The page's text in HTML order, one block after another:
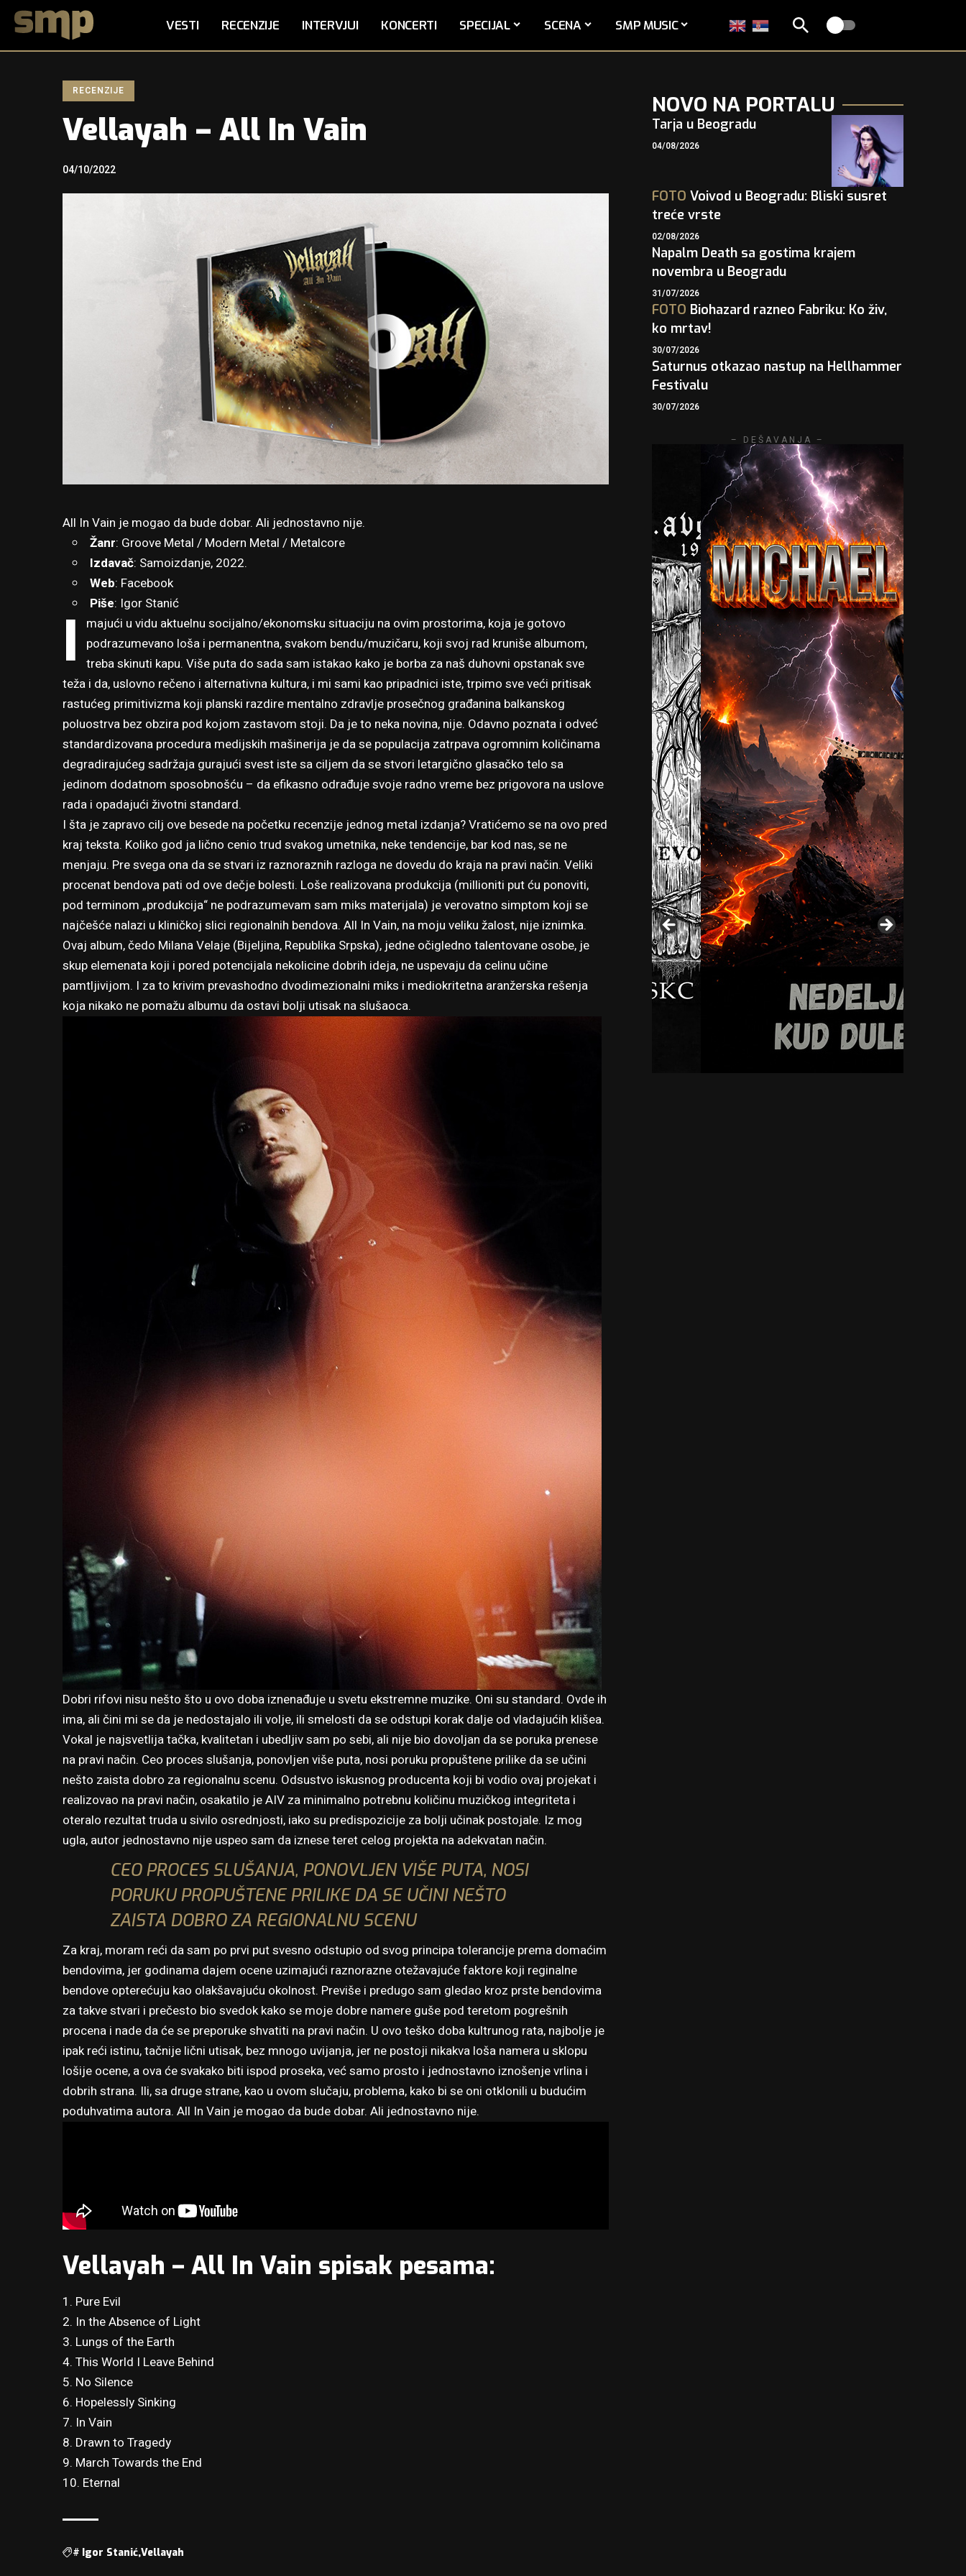
VESTI RECENZIJE INTERVJUI KONCERTI SPECIJAL SCENA SMP MUSIC
RECENZIJE
Vellayah – All In Vain
04/10/2022
All In Vain je mogao da bude dobar. Ali jednostavno nije.
Žanr: Groove Metal / Modern Metal / Metalcore
Izdavač: Samoizdanje, 2022.
Web: Facebook
Piše: Igor Stanić
I
majući u vidu aktuelnu socijalno/ekonomsku situaciju na ovim prostorima, koja je gotovo
podrazumevano loša i permanentna, svakom bendu/muzičaru, koji svoj rad kruniše albumom,
treba skinuti kapu. Više puta do sada sam istakao kako je borba za naš duhovni opstanak sve
teža i da, uslovno rečeno i alternativna kultura, i mi sami kao pripadnici iste, trpimo sve veći pritisak
rastućeg primitivizma koji planski razdire mentalno zdravlje prosečnog građanina balkanskog
poluostrva bez obzira pod kojom zastavom stoji. Da je to neka novina, nije. Odavno poznata i odveć
standardizovana procedura medijskih mašinerija je da se populacija zatrpava ogromnim količinama
degradirajućeg sadržaja gurajući svest iste sa ciljem da se stvori letargično glasačko telo sa
jedinom dodatnom sposobnošću – da efikasno odrađuje svoje radno vreme bez prigovora na uslove
rada i opadajući životni standard.
I šta je zapravo cilj ove besede na početku recenzije jednog metal izdanja? Vratićemo se na ovo pred
kraj teksta. Koliko god ja lično cenio trud svakog umetnika, neke tendencije, bar kod nas, se ne
menjaju. Pre svega ona da se stvari iz raznoraznih razloga ne dovedu do kraja na pravi način. Veliki
procenat bendova pati od ove dečje bolesti. Loše realizovana produkcija (millioniti put ću ponoviti,
pod terminom „produkcija“ ne podrazumevam sam miks materijala) je verovatno simptom koji se
najčešće nalazi u kliničkoj slici regionalnih bendova. All In Vain, na moju veliku žalost, nije iznimka.
Ovaj album, čedo Milana Velaje (Bijeljina, Republika Srpska), jedne očigledno talentovane osobe, je
skup elemenata koji i pored potencijala nekolicine dobrih ideja, ne uspevaju da celinu učine
pamtljivijom. I za to krivim prevashodno dvodimezionalni miks i mediokritetna aranžerska rešenja
koja nikako ne pomažu albumu da ostavi bolji utisak na slušaoca.
Dobri rifovi nisu nešto što u ovo doba iznenađuje u svetu ekstremne muzike. Oni su standard. Ovde ih
ima, ali čini mi se da je nedostajalo ili volje, ili smelosti da se odstupi korak dalje od vladajućih klišea.
Vokal je najsvetlija tačka, kvalitetan i ubedljiv sam po sebi, ali nije bio dovoljan da se poruka prenese
na pravi način. Ceo proces slušanja, ponovljen više puta, nosi poruku propuštene prilike da se učini
nešto zaista dobro za regionalnu scenu. Odsustvo iskusnog producenta koji bi vodio ovaj projekat i
realizovao na pravi način, osakatilo je AIV za minimalno potrebnu količinu muzičkog integriteta i
oteralo rezultat truda u sivilo osrednjosti, iako su predispozicije za bolji učinak postojale. Iz mog
ugla, autor jednostavno nije uspeo sam da iznese teret celog projekta na adekvatan način.
CEO PROCES SLUŠANJA, PONOVLJEN VIŠE PUTA, NOSI
PORUKU PROPUŠTENE PRILIKE DA SE UČINI NEŠTO
ZAISTA DOBRO ZA REGIONALNU SCENU
Za kraj, moram reći da sam po prvi put svesno odstupio od svog principa tolerancije prema domaćim
bendovima, jer godinama dajem ocene uzimajući raznorazne otežavajuće faktore koji reginalne
bendove opterećuju kao olakšavajuću okolnost. Previše i predugo sam gledao kroz prste bendovima
za takve stvari i prečesto bio svedok kako se moje dobre namere guše pod teretom pogrešnih
procena i nade da će se preporuke shvatiti na pravi način. U ovo teško doba kultrunog rata, najbolje je
ipak reći istinu, tačnije lični utisak, bez mnogo uvijanja, jer ne postoji nikakva loša namera u sklopu
lošije ocene, a ova će svakako biti ispod proseka, već samo prosto i jednostavno iznošenje vrlina i
dobrih strana. Ili, sa druge strane, kao u ovom slučaju, problema, kako bi se oni otklonili u budućim
poduhvatima autora. All In Vain je mogao da bude dobar. Ali jednostavno nije.
Vellayah – All In Vain spisak pesama:
1. Pure Evil
2. In the Absence of Light
3. Lungs of the Earth
4. This World I Leave Behind
5. No Silence
6. Hopelessly Sinking
7. In Vain
8. Drawn to Tragedy
9. March Towards the End
10. Eternal
# Igor Stanić Vellayah
NOVO NA PORTALU
Tarja u Beogradu
04/08/2026
FOTO Voivod u Beogradu: Bliski susret
treće vrste
02/08/2026
Napalm Death sa gostima krajem
novembra u Beogradu
31/07/2026
FOTO Biohazard razneo Fabriku: Ko živ,
ko mrtav!
30/07/2026
Saturnus otkazao nastup na Hellhammer
Festivalu
30/07/2026
– DEŠAVANJA –